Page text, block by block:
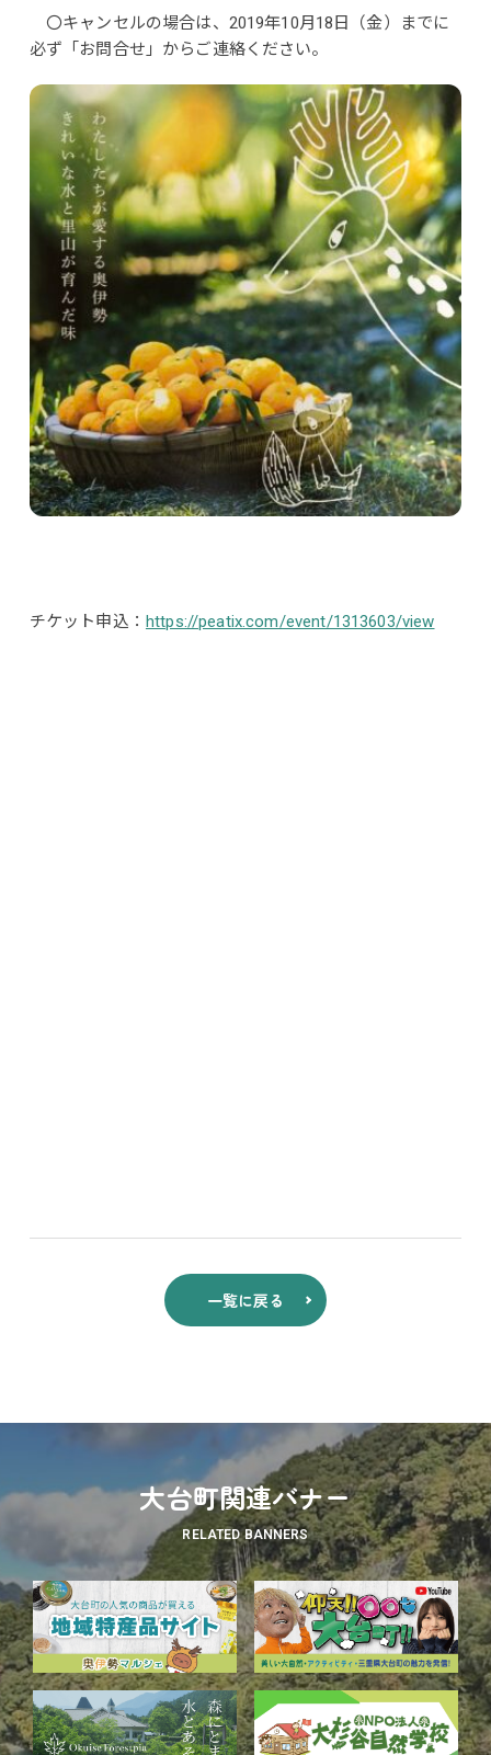
〇キャンセルの場合は、2019年10月18日（金）までに
必ず「お問合せ」からご連絡ください。
チケット申込： https://peatix.com/event/1313603/view
一覧に戻る
大台町関連バナー
RELATED BANNERS